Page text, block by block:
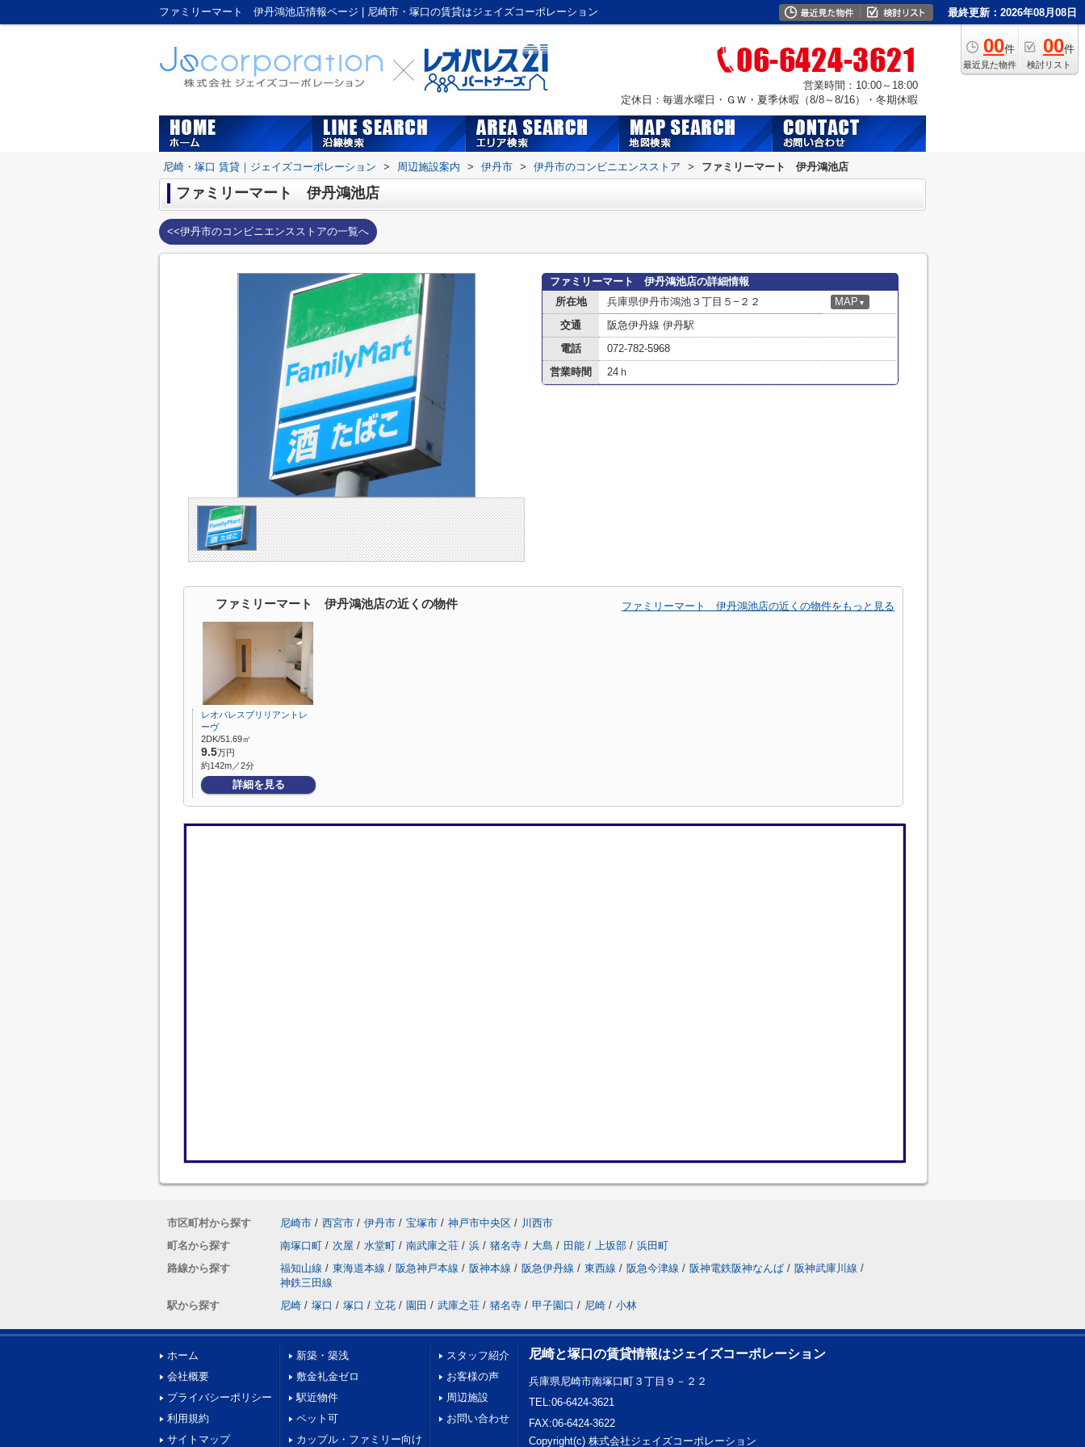
ファミリーマート 伊丹鴻池店情報ページ | 尼崎市・塚口の賃貸はジェイズコーポレーション 最終更新：2026年08月08日
00件
最近見た物件
00件
検討リスト
営業時間：10:00～18:00
定休日：毎週水曜日・ＧＷ・夏季休暇（8/8～8/16）・冬期休暇
尼崎・塚口 賃貸｜ジェイズコーポレーション > 周辺施設案内 > 伊丹市 > 伊丹市のコンビニエンスストア > ファミリーマート 伊丹鴻池店
ファミリーマート 伊丹鴻池店
<<伊丹市のコンビニエンスストアの一覧へ
ファミリーマート 伊丹鴻池店の詳細情報
所在地
兵庫県伊丹市鴻池３丁目５−２２ MAP ▼
交通
阪急伊丹線 伊丹駅
電話
072-782-5968
営業時間
24ｈ
ファミリーマート 伊丹鴻池店の近くの物件 ファミリーマート 伊丹鴻池店の近くの物件をもっと見る
レオパレスブリリアントレ
ーヴ
2DK/51.69㎡
9.5万円
約142m／2分
詳細を見る
市区町村から探す 尼崎市 / 西宮市 / 伊丹市 / 宝塚市 / 神戸市中央区 / 川西市
町名から探す
南塚口町 / 次屋 / 水堂町 / 南武庫之荘 / 浜 / 猪名寺 / 大島 / 田能 / 上坂部 / 浜田町
路線から探す
福知山線 / 東海道本線 / 阪急神戸本線 / 阪神本線 / 阪急伊丹線 / 東西線 / 阪急今津線 / 阪神電鉄阪神なんば / 阪神武庫川線 /
神鉄三田線
駅から探す
尼崎 / 塚口 / 塚口 / 立花 / 園田 / 武庫之荘 / 猪名寺 / 甲子園口 / 尼崎 / 小林
ホーム
会社概要
プライバシーポリシー
利用規約
サイトマップ
新築・築浅
敷金礼金ゼロ
駅近物件
ペット可
カップル・ファミリー向け
スタッフ紹介
お客様の声
周辺施設
お問い合わせ
尼崎と塚口の賃貸情報はジェイズコーポレーション
兵庫県尼崎市南塚口町３丁目９－２２
TEL:06-6424-3621
FAX:06-6424-3622
Copyright(c) 株式会社ジェイズコーポレーション